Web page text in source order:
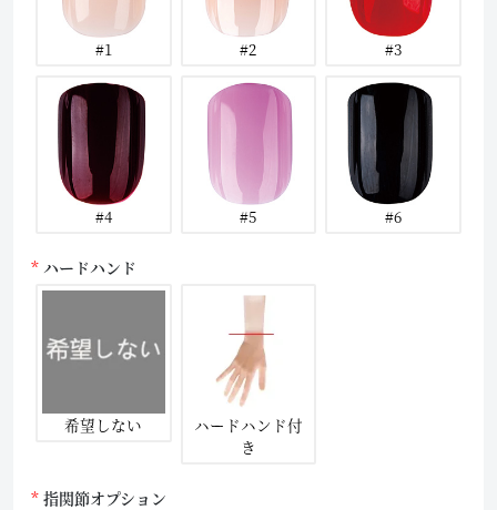
#1 #2 #3
#4 #5 #6
ハードハンド
希望しない
ハードハンド付
き
指関節オプション